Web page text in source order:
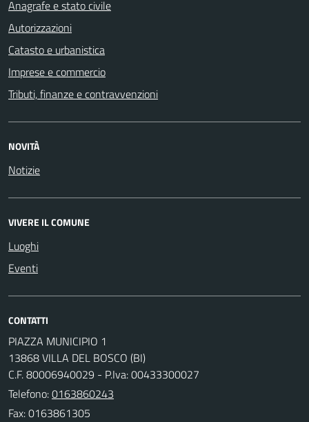
Anagrafe e stato civile
Autorizzazioni
Catasto e urbanistica
Imprese e commercio
Tributi, finanze e contravvenzioni
NOVITÀ
Notizie
VIVERE IL COMUNE
Luoghi
Eventi
CONTATTI
PIAZZA MUNICIPIO 1
13868 VILLA DEL BOSCO (BI)
C.F. 80006940029 - P.Iva: 00433300027
Telefono:0163860243
Fax: 0163861305